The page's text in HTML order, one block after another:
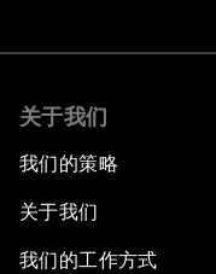
关于我们
我们的策略
关于我们
我们的工作方式